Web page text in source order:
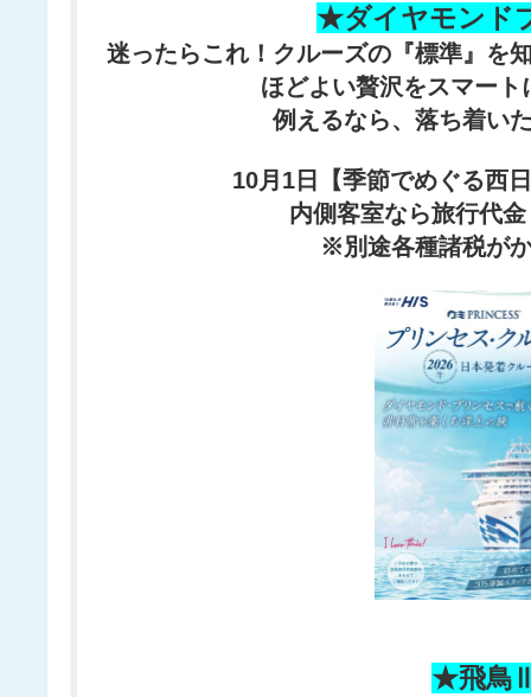
★ダイヤモンド
迷ったらこれ！クルーズの『標準』を
ほどよい贅沢をスマート
例えるなら、落ち着い
10月1日【季節でめぐる西
内側客室なら旅行代
※別途各種諸税が
★飛鳥